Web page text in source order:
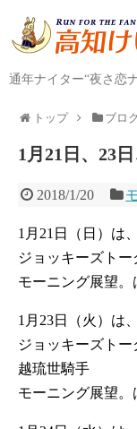
通年ナイター“夜さ恋
トップ ブロ
1月21日、23
2018/1/20
1月21日（日）は
ジョッキーズト
モーニング展望
1月23日（火）は
ジョッキーズト
越琉世騎手
モーニング展望